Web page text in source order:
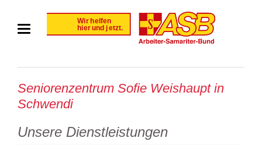
Seniorenzentrum Sofie Weishaupt in
Schwendi
Unsere Dienstleistungen